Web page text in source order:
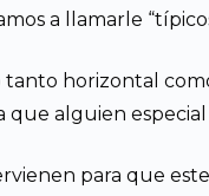
a llamarle
tanto horizontal
que alguien
para que